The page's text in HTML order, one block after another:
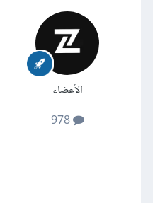
الأعضاء
978